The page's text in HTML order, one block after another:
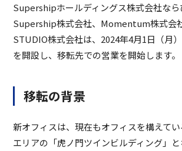
Supershipホールディングス株式会社なら
Supership株式会社、Momentum株式会
STUDIO株式会社は、2024年4月1日（月
を開設し、移転先での営業を開始します。
移転の背景
新オフィスは、現在もオフィスを構えて
エリアの「虎ノ門ツインビルディング」と